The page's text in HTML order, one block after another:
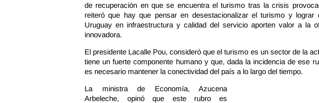
de recuperación en que se encuentra el turismo tras la crisis
reiteró que hay que pensar en desestacionalizar el turismo y lograr
Uruguay en infraestructura y calidad del servicio aporten valor a la
innovadora.
El presidente Lacalle Pou, consideró que el turismo es un sector de la
tiene un fuerte componente humano y que, dada la incidencia de ese
es necesario mantener la conectividad del país a lo largo del tiempo.
La ministra de Economía, Azucena
Arbeleche, opinó que este rubro es